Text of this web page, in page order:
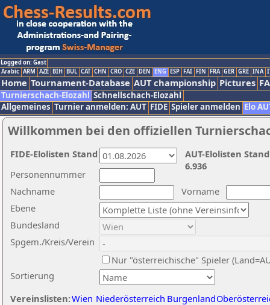
Logged on: Gast
Arabic ARM AZE BIH BUL CAT CHN CRO CZE DEN ENG ESP FAI FIN FRA GER GRE INA
Home Tournament-Database AUT championship Pictures
Turnierschach-Elozahl Schnellschach-Elozahl
Allgemeines Turnier anmelden: AUT FIDE Spieler anmelden Elo
Willkommen bei den offiziellen
Nachname
Vorname
Ebene
Sortierung
Personennummer
Bundesland
Spgem./Kreis/Verein
Nur "österreichische" Spieler
Vereinslisten:Wien Niederösterreich Burgenland
AUT-Elolisten
6.936
FIDE-Elolisten Stand